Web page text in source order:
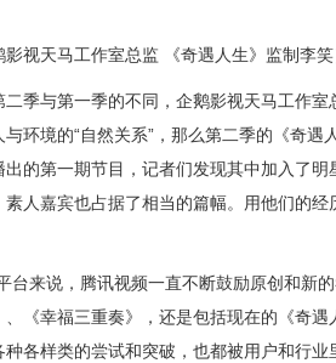
影视天马工作室总监 《奇遇人生》监制李笑
二季与第一季的不同， 企鹅影视天马工作室
与环境的“自然关系”，那么第二季的《奇遇
出的第一期节目，记者们发现其中加入了明
素人嘉宾也占据了相当的篇幅。
用他们的经
台来说 ， 腾讯视频一直不断鼓励原创和新
《幸福三重奏》， 还是包括现在的《奇遇
种各样类的尝试和突破，也都被用户和行业